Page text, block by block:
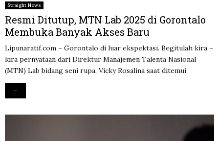
Straight News
Resmi Ditutup, MTN Lab 2025 di Gorontalo
Membuka Banyak Akses Baru
Lipunaratif.com – Gorontalo di luar ekspektasi. Begitulah kira –
kira pernyataan dari Direktur Manajemen Talenta Nasional
(MTN) Lab bidang seni rupa, Vicky Rosalina saat ditemui